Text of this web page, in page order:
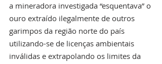
a mineradora investigada “esquentava” o
ouro extraído ilegalmente de outros
garimpos da região norte do país
utilizando-se de licenças ambientais
inválidas e extrapolando os limites da